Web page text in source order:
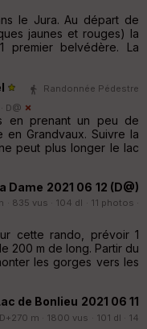
le Jura. Au départ de
jaunes et rouges) la
premier belvédère. La
Randonnée Pédestre
D@
en prenant un peu de
en Grandvaux. Suivre la
peut plus longer le lac
Dame 2021 06 12 (D@)
835 vus · 104 dl · 11 photos ·
cette rando, prévoir 1
200 m de long. Partir du
les gorges vers les
de Bonlieu 2021 06 11
m · 1800 vus · 101 dl · 14